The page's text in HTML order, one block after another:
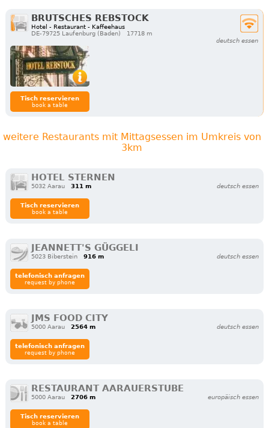
BRUTSCHES REBSTOCK
Hotel - Restaurant - Kaffeehaus
DE-79725 Laufenburg (Baden)
17718 m
deutsch essen
Tisch reservieren
book a table
weitere Restaurants mit Mittagsessen im Umkreis von
3km
HOTEL STERNEN
5032 Aarau 311 m deutsch essen
Tisch reservieren
book a table
JEANNETT'S GÜGGELI
5023 Biberstein 916 m deutsch essen
telefonisch anfragen
request by phone
JMS FOOD CITY
5000 Aarau 2564 m deutsch essen
telefonisch anfragen
request by phone
RESTAURANT AARAUERSTUBE
5000 Aarau 2706 m europäisch essen
Tisch reservieren
book a table